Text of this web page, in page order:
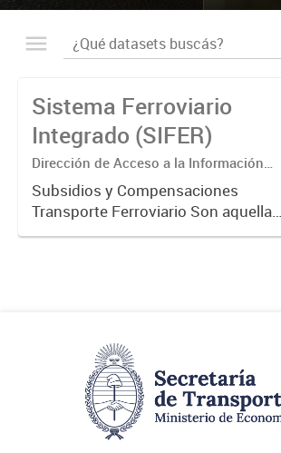
Sistema Ferroviario
Integrado (SIFER)
Dirección de Acceso a la Información
Pública y Transparencia
Subsidios y Compensaciones
Transporte Ferroviario Son aquellas
transferencias realizadas por la